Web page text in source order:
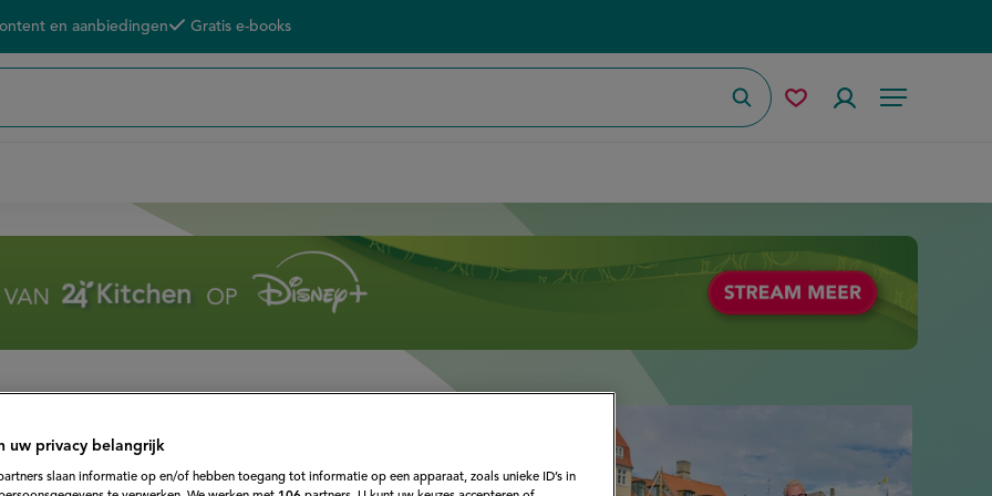
en aanbiedingen Gratis e-books
Menu
ZoekenMijn Accountmenu
uw privacy belangrijk
slaan informatie op en/of hebben toegang tot informatie op een apparaat, zoals unieke ID’s in